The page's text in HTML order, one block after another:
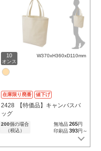
10
オンス
W370xH360xD110mm
在庫限り廃番 値下げ
2428
【特価品】キャンバスバ
ッグ
200個の場合
（税込）
無地品265円
印刷品393円～